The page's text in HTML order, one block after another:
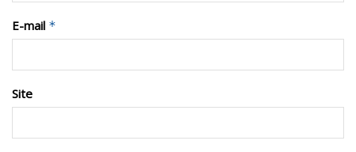
E-mail *
Site